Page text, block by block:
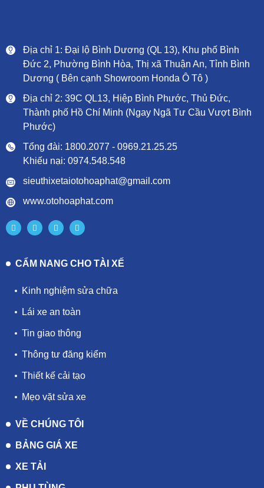
Địa chỉ 1: Đại lộ Bình Dương (QL 13), Khu phố Bình
Đức 2, Phường Bình Hòa, Thị xã Thuận An, Tỉnh Bình
Dương ( Bên cạnh Showroom Honda Ô Tô )
Địa chỉ 2: 39C QL13, Hiệp Bình Phước, Thủ Đức,
Thành phố Hồ Chí Minh (Ngay Ngã Tư Cầu Vượt Bình
Phước)
Tổng đài: 1800.2077 - 0969.21.25.25
Khiếu nại: 0974.548.548
sieuthixetaiotohoaphat@gmail.com
www.otohoaphat.com
CẨM NANG CHO TÀI XẾ
Kinh nghiệm sửa chữa
Lái xe an toàn
Tin giao thông
Thông tư đăng kiểm
Thiết kế cải tạo
Mẹo vặt sửa xe
VỀ CHÚNG TÔI
BẢNG GIÁ XE
XE TẢI